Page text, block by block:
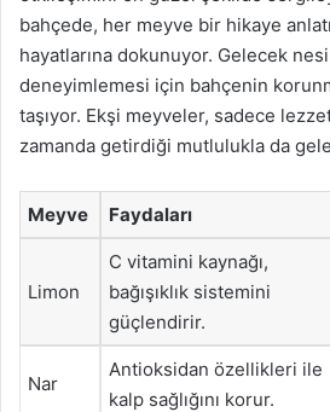
bahçede, her meyve bir hikaye
hayatlarına dokunuyor. Gelecek
deneyimlemesi için bahçenin
taşıyor. Ekşi meyveler, sadece
zamanda getirdiği mutlulukla da
Meyve Faydaları
Limon
C vitamini kaynağı,
bağışıklık sistemini
güçlendirir.
Nar
Antioksidan özellikleri ile
kalp sağlığını korur.